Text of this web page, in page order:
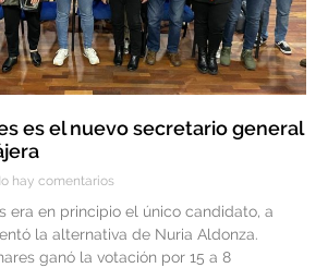
es el nuevo secretario general
hay comentarios
era en principio el único candidato, a
la alternativa de Nuria Aldonza.
ganó la votación por 15 a 8